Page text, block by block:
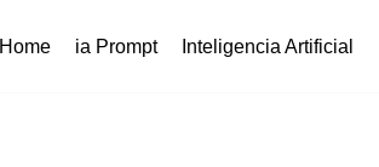
Home ia Prompt Inteligencia Artificial